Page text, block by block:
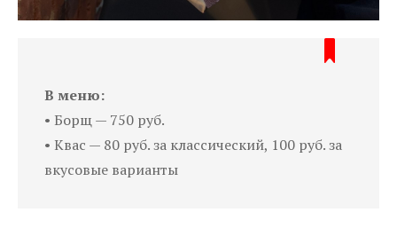
В меню:
• Борщ — 750 руб.
• Квас — 80 руб. за классический, 100 руб. за
вкусовые варианты